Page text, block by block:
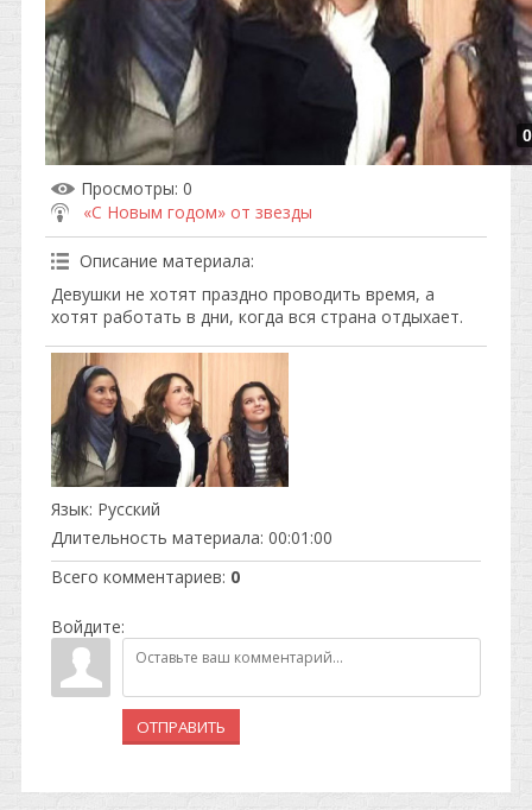
Просмотры: 0
«С Новым годом» от звезды
Описание материала:
Девушки не хотят праздно проводить время, а
хотят работать в дни, когда вся страна отдыхает.
Язык: Русский
Длительность материала: 00:01:00
Всего комментариев: 0
Войдите:
ОТПРАВИТЬ